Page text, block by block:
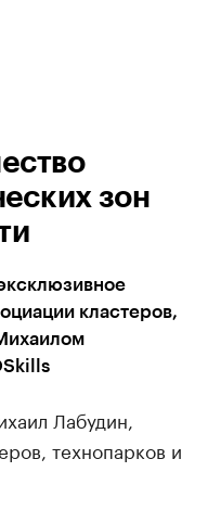
зон
кластеров,
Лабудин,
технопарков и